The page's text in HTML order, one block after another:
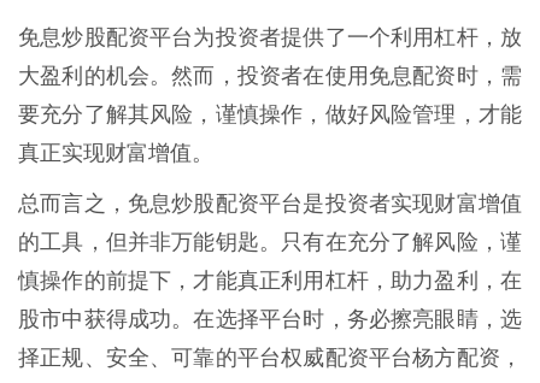
免息炒股配资平台为投资者提供了一个利用杠杆，放
大盈利的机会。然而，投资者在使用免息配资时，需
要充分了解其风险，谨慎操作，做好风险管理，才能
真正实现财富增值。
总而言之，免息炒股配资平台是投资者实现财富增值
的工具，但并非万能钥匙。只有在充分了解风险，谨
慎操作的前提下，才能真正利用杠杆，助力盈利，在
股市中获得成功。在选择平台时，务必擦亮眼睛，选
择正规、安全、可靠的平台权威配资平台杨方配资，